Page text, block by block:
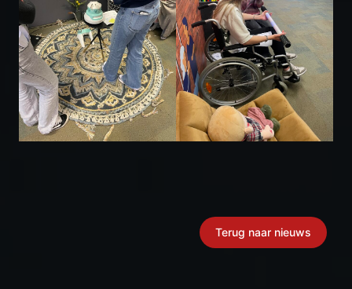
Terug naar nieuws